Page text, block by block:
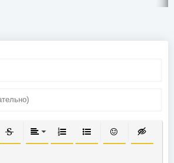
ВЫРАВНИВАНИЕ
НУМЕРОВАННЫЙ СПИСОК
МАРКИРОВАННЫЙ
ВСТАВИТЬВСТАВКА